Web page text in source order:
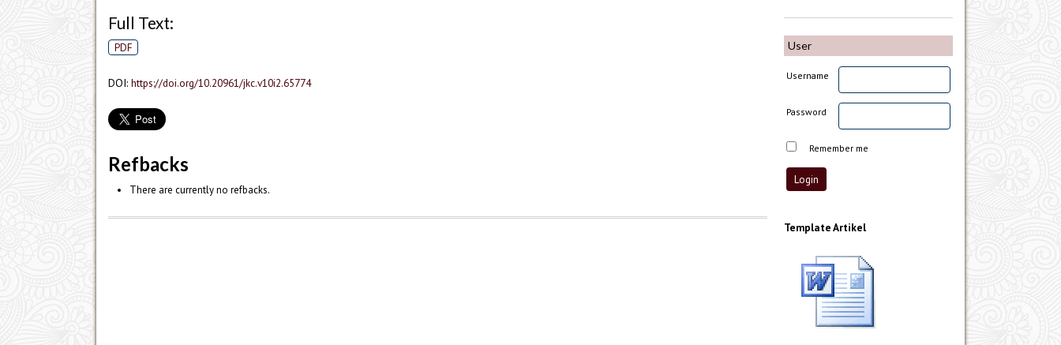
User
Username
Password
Remember me
Template Artikel
Full Text:
PDF
DOI: https://doi.org/10.20961/jkc.v10i2.65774
Refbacks
There are currently no refbacks.